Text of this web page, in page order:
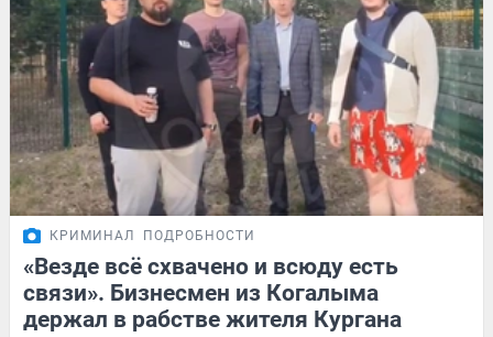
КРИМИНАЛ ПОДРОБНОСТИ
«Везде всё схвачено и всюду есть
связи». Бизнесмен из Когалыма
держал в рабстве жителя Кургана